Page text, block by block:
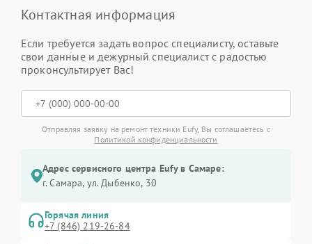
Контактная информация
Если требуется задать вопрос специалисту, оставьте
свои данные и дежурный специалист с радостью
проконсультирует Вас!
Отправляя заявку на ремонт техники Eufy, Вы соглашаетесь с
Политикой конфиденциальности
Адрес сервисного центра Eufy в Самаре:
г. Самара, ул. Дыбенко, 30
Горячая линия
+7 (846) 219-26-84